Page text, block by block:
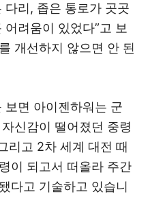
다리, 좁은 통로가 곳곳
려움이 있었다”고 보
개선하지 않으면 안 된
보면 아이젠하워는 군
신감이 떨어졌던 중령
리고 2차 세계 대전 때
이 되고서 떠올라 주간
다고 기술하고 있습니